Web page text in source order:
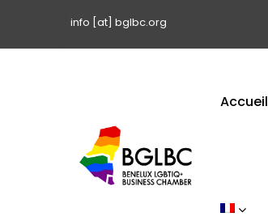
info [at] bglbc.org
Accueil